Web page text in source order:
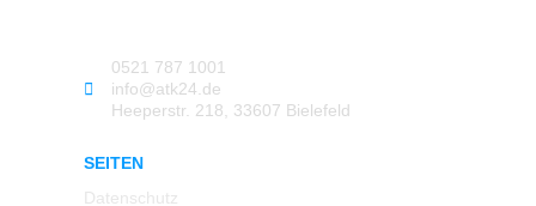
0521 787 1001
info@atk24.de
Heeperstr. 218, 33607 Bielefeld
SEITEN
Datenschutz